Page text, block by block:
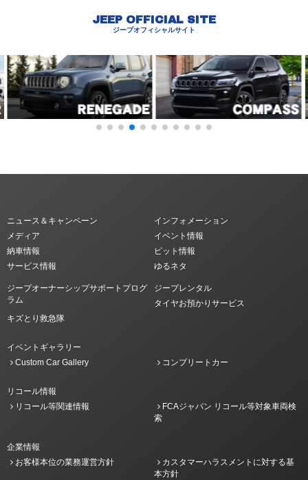
JEEP OFFICIAL SITE
ジープオフィシャルサイト
ニュース＆キャンペーン
インフォメーション
メディア
イベント情報
納車情報
ピット情報
サービス情報
ゆるネタ
ジープオーナーシップサポートプログ
ラム
ジープレンタル
タイヤお預かりサービス
キズとり救急隊
イベントギャラリー
Custom Car Gallery
コンプリートカー
リコール情報
リコール等関連情報
FCAジャパン リコール等対象車両検
索
企業情報
お客様本位の業務運営方針
カスタマーハラスメントに対する基
本方針